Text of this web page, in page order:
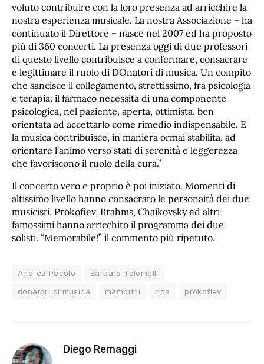
voluto contribuire con la loro presenza ad arricchire la
nostra esperienza musicale. La nostra Associazione – ha
continuato il Direttore – nasce nel 2007 ed ha proposto
più di 360 concerti. La presenza oggi di due professori
di questo livello contribuisce a confermare, consacrare
e legittimare il ruolo di DOnatori di musica. Un compito
che sancisce il collegamento, strettissimo, fra psicologia
e terapia: il farmaco necessita di una componente
psicologica, nel paziente, aperta, ottimista, ben
orientata ad accettarlo come rimedio indispensabile. E
la musica contribuisce, in maniera ormai stabilita, ad
orientare l’animo verso stati di serenità e leggerezza
che favoriscono il ruolo della cura.”
Il concerto vero e proprio è poi iniziato. Momenti di
altissimo livello hanno consacrato le personaità dei due
musicisti. Prokofiev, Brahms, Chaikovsky ed altri
famossimi hanno arricchito il programma dei due
solisti. “Memorabile!” il commento più ripetuto.
Andrea Pecolo
Barbara Tolomelli
donatori di musica
mambrini noa prokofiev
Diego Remaggi